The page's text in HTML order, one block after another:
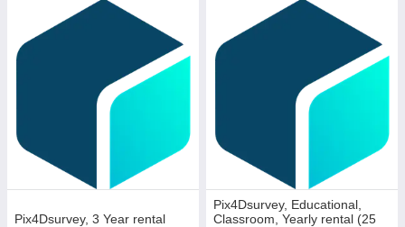
Pix4Dsurvey, 3 Year rental
Pix4Dsurvey, Educational,
Classroom, Yearly rental (25